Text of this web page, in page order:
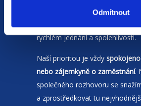
Odmítnout
Moravskoslezském krajia
rychlém jednání a spolehlivosti.
Naší prioritou je vždy
nebo zájemkyně o zaměstnání.
společného rozhovoru se
a zprostředkovat tu